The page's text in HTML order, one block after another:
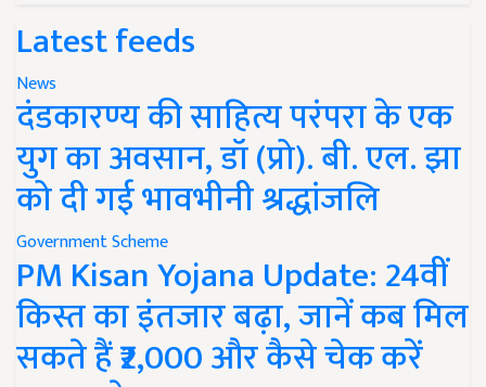
Latest feeds
News
दंडकारण्य की साहित्य परंपरा के एक
युग का अवसान, डॉ (प्रो). बी. एल. झा
को दी गई भावभीनी श्रद्धांजलि
Government Scheme
PM Kisan Yojana Update: 24वीं
किस्त का इंतजार बढ़ा, जानें कब मिल
सकते हैं ₹2,000 और कैसे चेक करें